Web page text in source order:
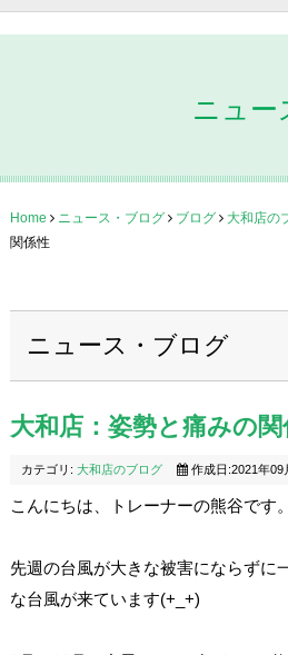
ニュー
Home ニュース・ブログ ブログ 大和店の
関係性
ニュース・ブログ
大和店：姿勢と痛みの関
カテゴリ: 大和店のブログ 作成日:2021年09
こんにちは、トレーナーの熊谷です。
先週の台風が大きな被害にならずに
な台風が来ています(+_+)